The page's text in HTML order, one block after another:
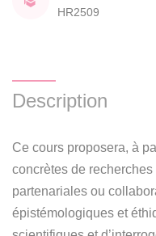
HR2509
Description
Ce cours proposera, à
concrètes de
partenariales ou
épistémologiques et